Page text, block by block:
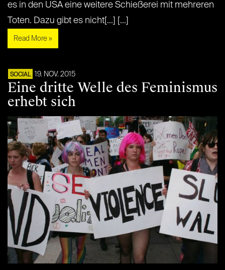
es in den USA eine weitere Schießerei mit mehreren
Toten. Dazu gibt es nicht[...] [...]
Read More »
SOCIAL 19. NOV. 2015
Eine dritte Welle des Feminismus
erhebt sich